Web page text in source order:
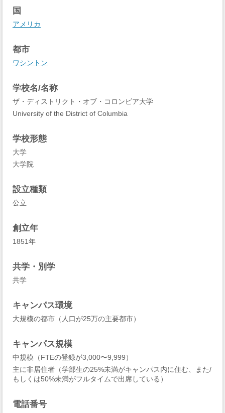
国
アメリカ
都市
ワシントン
学校名/名称
ザ・ディストリクト・オブ・コロンビア大学
University of the District of Columbia
学校形態
大学
大学院
設立種類
公立
創立年
1851年
共学・別学
共学
キャンパス環境
大規模の都市（人口が25万の主要都市）
キャンパス規模
中規模（FTEの登録が3,000〜9,999）
主に非居住者（学部生の25%未満がキャンパス内に住む、また/
もしくは50%未満がフルタイムで出席している）
電話番号